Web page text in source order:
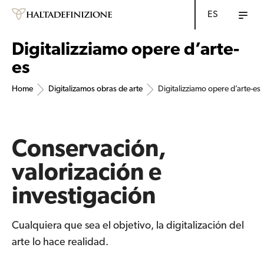
ES
Digitalizziamo opere d’arte-
es
Home Digitalizamos obras de arte Digitalizziamo opere d’arte-es
Conservación,
valorización e
investigación
Cualquiera que sea el objetivo, la digitalización del
arte lo hace realidad.